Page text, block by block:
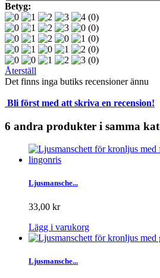
Betyg:
(0)
(0)
(0)
(0)
(0)
Återställ
Det finns inga butiks recensioner ännu
Bli först med att skriva en recension!
6 andra produkter i samma
Ljusmansche...
33,00 kr
Lägg i varukorg
Ljusmansche...